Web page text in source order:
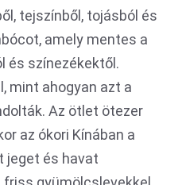
tejszínből, tojásból és
amely mentes a
és színezékektől.
mint ahogyan azt a
Az ötlet ötezer
az ókori Kínában a
jeget és havat